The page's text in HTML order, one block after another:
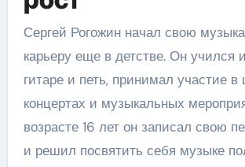
Сергей Рогожин начал свою
карьеру еще в детстве. Он учился
гитаре и петь, принимал участие
концертах и музыкальных
возрасте 16 лет он записал свою
и решил посвятить себя музыке